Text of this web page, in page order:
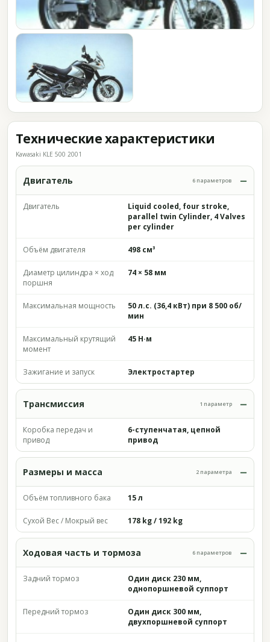
Технические характеристики
Kawasaki KLE 500 2001
Двигатель 6 параметров
Двигатель
Liquid cooled, four stroke,
parallel twin Cylinder, 4 Valves
per cylinder
Объём двигателя 498 см³
Диаметр цилиндра × ход
поршня
74 × 58 мм
Максимальная мощность
50 л.с. (36,4 кВт) при 8 500 об/
мин
Максимальный крутящий
момент
45 Н·м
Зажигание и запуск Электростартер
Трансмиссия 1 параметр
Коробка передач и
привод
6-ступенчатая, цепной
привод
Размеры и масса 2 параметра
Объём топливного бака 15 л
Сухой Вес / Мокрый вес 178 kg / 192 kg
Ходовая часть и тормоза 6 параметров
Задний тормоз
Один диск 230 мм,
однопоршневой суппорт
Передний тормоз
Один диск 300 мм,
двухпоршневой суппорт